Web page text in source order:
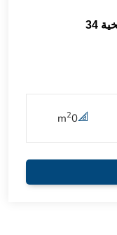
34
0
m2